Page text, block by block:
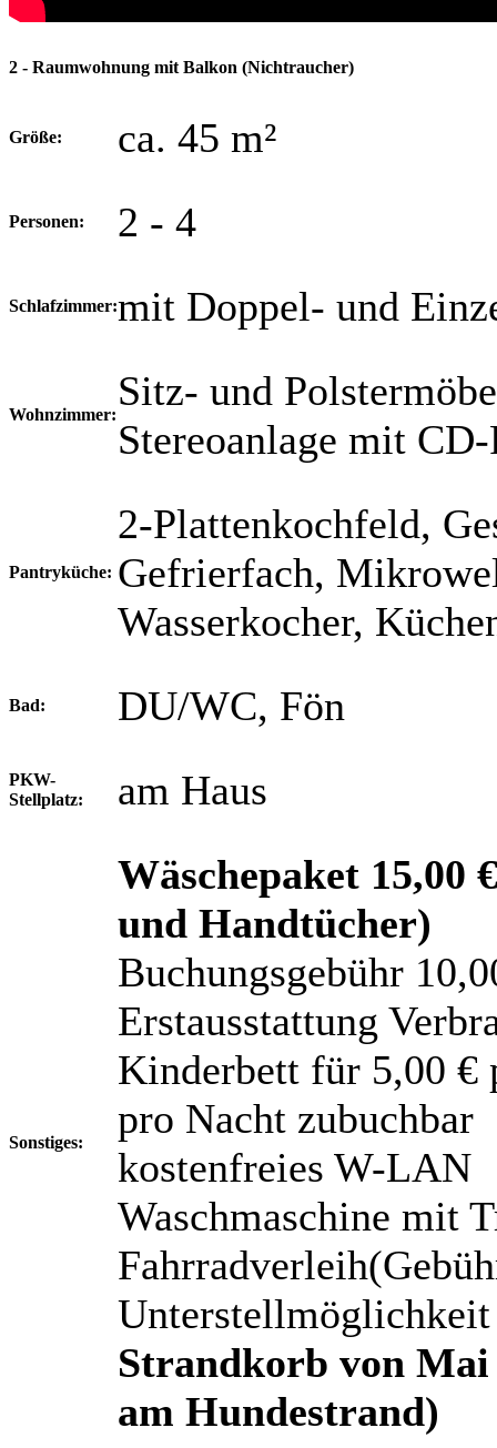
2 - Raumwohnung mit Balkon (Nichtraucher)
Größe: ca. 45 m²
Personen: 2 - 4
Schlafzimmer:mit Doppel- und
Wohnzimmer:
Sitz- und
Stereoanlage mit
Pantryküche:
2-Plattenkochfeld,
Gefrierfach,
Wasserkocher,
Bad: DU/WC, Fön
PKW-
Stellplatz:
am Haus
Sonstiges:
Wäschepaket 15,00
und Handtücher)
Buchungsgebühr
Erstausstattung
Kinderbett für 5,00 €
pro Nacht zubuchbar
kostenfreies W-LAN
Waschmaschine mit
Strandkorb von
am Hundestrand)